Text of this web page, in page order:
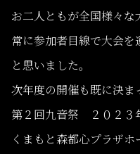
お二人ともが全国様々な
常に参加者目線で大会
と思いました。
次年度の開催も既に決ま
第２回九音祭 ２０２３
くまもと森都心プラザホ